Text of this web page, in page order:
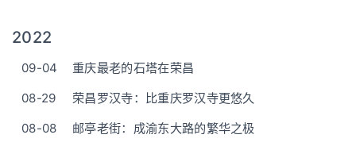
2022
09-04
重庆最老的石塔在荣昌
08-29
荣昌罗汉寺：比重庆罗汉寺更悠久
08-08
邮亭老街：成渝东大路的繁华之极